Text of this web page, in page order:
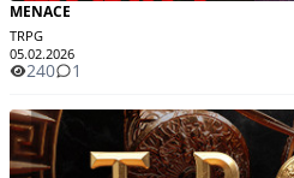
MENACE
TRPG
05.02.2026
240 1